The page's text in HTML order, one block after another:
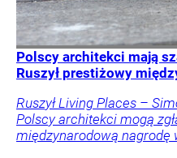
Polscy architekci mają
Ruszył prestiżowy
Ruszył Living Places –
Polscy architekci mogą
międzynarodową nagrodę